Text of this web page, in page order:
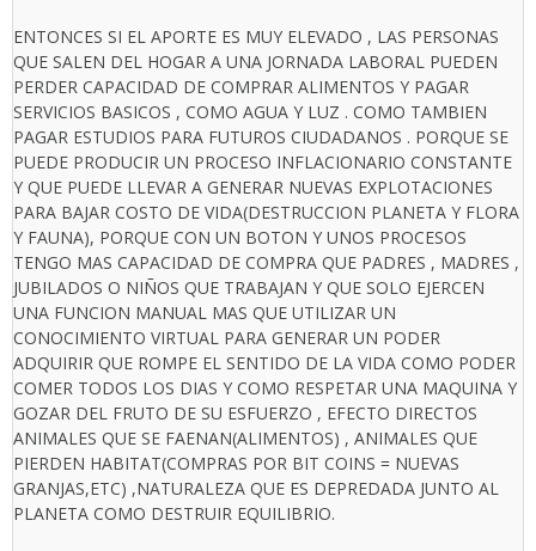
ENTONCES SI EL APORTE ES MUY ELEVADO , LAS PERSONAS
QUE SALEN DEL HOGAR A UNA JORNADA LABORAL PUEDEN
PERDER CAPACIDAD DE COMPRAR ALIMENTOS Y PAGAR
SERVICIOS BASICOS , COMO AGUA Y LUZ . COMO TAMBIEN
PAGAR ESTUDIOS PARA FUTUROS CIUDADANOS . PORQUE SE
PUEDE PRODUCIR UN PROCESO INFLACIONARIO CONSTANTE
Y QUE PUEDE LLEVAR A GENERAR NUEVAS EXPLOTACIONES
PARA BAJAR COSTO DE VIDA(DESTRUCCION PLANETA Y FLORA
Y FAUNA), PORQUE CON UN BOTON Y UNOS PROCESOS
TENGO MAS CAPACIDAD DE COMPRA QUE PADRES , MADRES ,
JUBILADOS O NIÑOS QUE TRABAJAN Y QUE SOLO EJERCEN
UNA FUNCION MANUAL MAS QUE UTILIZAR UN
CONOCIMIENTO VIRTUAL PARA GENERAR UN PODER
ADQUIRIR QUE ROMPE EL SENTIDO DE LA VIDA COMO PODER
COMER TODOS LOS DIAS Y COMO RESPETAR UNA MAQUINA Y
GOZAR DEL FRUTO DE SU ESFUERZO , EFECTO DIRECTOS
ANIMALES QUE SE FAENAN(ALIMENTOS) , ANIMALES QUE
PIERDEN HABITAT(COMPRAS POR BIT COINS = NUEVAS
GRANJAS,ETC) ,NATURALEZA QUE ES DEPREDADA JUNTO AL
PLANETA COMO DESTRUIR EQUILIBRIO.